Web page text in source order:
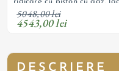
necesită saltea
5048,00 lei
4543,00 lei
DESCRIERE